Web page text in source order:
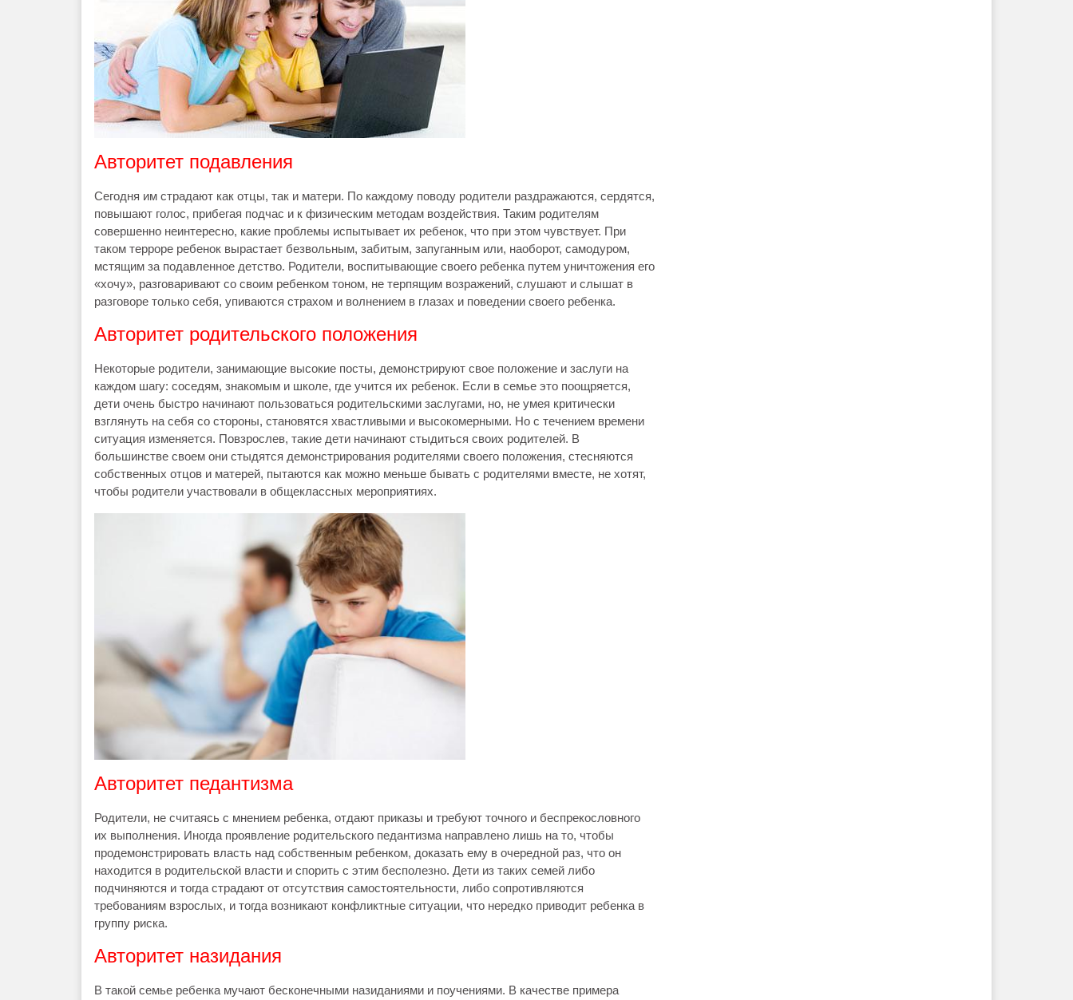
Авторитет подавления
Сегодня им страдают как отцы, так и матери. По каждому поводу родители раздражаются, сердятся,
повышают голос, прибегая подчас и к физическим методам воздействия. Таким родителям
совершенно неинтересно, какие проблемы испытывает их ребенок, что при этом чувствует. При
таком терроре ребенок вырастает безвольным, забитым, запуганным или, наоборот, самодуром,
мстящим за подавленное детство. Родители, воспитывающие своего ребенка путем уничтожения его
«хочу», разговаривают со своим ребенком тоном, не терпящим возражений, слушают и слышат в
разговоре только себя, упиваются страхом и волнением в глазах и поведении своего ребенка.
Авторитет родительского положения
Некоторые родители, занимающие высокие посты, демонстрируют свое положение и заслуги на
каждом шагу: соседям, знакомым и школе, где учится их ребенок. Если в семье это поощряется,
дети очень быстро начинают пользоваться родительскими заслугами, но, не умея критически
взглянуть на себя со стороны, становятся хвастливыми и высокомерными. Но с течением времени
ситуация изменяется. Повзрослев, такие дети начинают стыдиться своих родителей. В
большинстве своем они стыдятся демонстрирования родителями своего положения, стесняются
собственных отцов и матерей, пытаются как можно меньше бывать с родителями вместе, не хотят,
чтобы родители участвовали в общеклассных мероприятиях.
Авторитет педантизма
Родители, не считаясь с мнением ребенка, отдают приказы и требуют точного и беспрекословного
их выполнения. Иногда проявление родительского педантизма направлено лишь на то, чтобы
продемонстрировать власть над собственным ребенком, доказать ему в очередной раз, что он
находится в родительской власти и спорить с этим бесполезно. Дети из таких семей либо
подчиняются и тогда страдают от отсутствия самостоятельности, либо сопротивляются
требованиям взрослых, и тогда возникают конфликтные ситуации, что нередко приводит ребенка в
группу риска.
Авторитет назидания
В такой семье ребенка мучают бесконечными назиданиями и поучениями. В качестве примера